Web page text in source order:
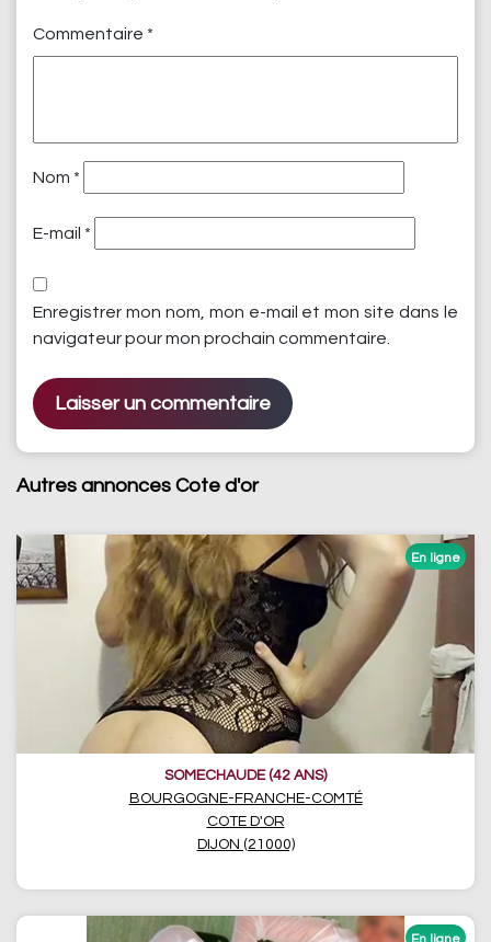
Commentaire *
Nom *
E-mail *
Enregistrer mon nom, mon e-mail et mon site dans le
navigateur pour mon prochain commentaire.
Autres annonces Cote d'or
SOMECHAUDE (42 ANS)
BOURGOGNE-FRANCHE-COMTÉ
COTE D'OR
DIJON (21000)